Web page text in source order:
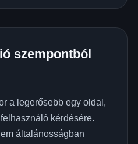
szempontból
a legerősebb egy oldal,
kérdésére.
általánosságban